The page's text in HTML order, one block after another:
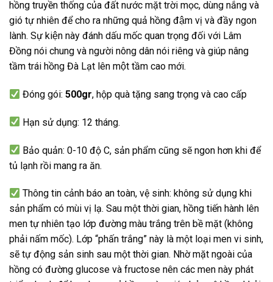
hồng truyền thống của đất nước mặt trời mọc, dùng nắng và
gió tự nhiên để cho ra những quả hồng đậm vị và đầy ngon
lành. Sự kiện này đánh dấu mốc quan trọng đối với Lâm
Đồng nói chung và người nông dân nói riêng và giúp nâng
tầm trái hồng Đà Lạt lên một tầm cao mới.
Đóng gói:500gr, hộp quà tặng sang trọng và cao cấp
Hạn sử dụng: 12 tháng.
Bảo quản: 0-10 độ C, sản phẩm cũng sẽ ngon hơn khi để
tủ lạnh rồi mang ra ăn.
Thông tin cảnh báo an toàn, vệ sinh: không sử dụng khi
sản phẩm có mùi vị lạ. Sau một thời gian, hồng tiến hành lên
men tự nhiên tạo lớp đường màu trắng trên bề mặt (không
phải nấm mốc). Lớp “phấn trắng” này là một loại men vi sinh,
sẽ tự động sản sinh sau một thời gian. Nhờ mặt ngoài của
hồng có đường glucose và fructose nên các men này phát